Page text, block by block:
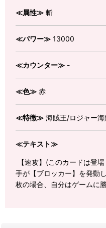
≪属性≫ 斬
≪パワー≫ 13000
≪カウンター≫ -
≪色≫ 赤
≪特徴≫ 海賊王/ロジャー海
≪テキスト≫
【速攻】(このカードは登
手が【ブロッカー】を発動
枚の場合、自分はゲームに勝